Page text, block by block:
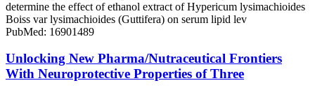
determine the effect of ethanol extract of Hypericum lysimachioides
Boiss var lysimachioides (Guttifera) on serum lipid lev
PubMed: 16901489
Unlocking New Pharma/Nutraceutical Frontiers
With Neuroprotective Properties of Three